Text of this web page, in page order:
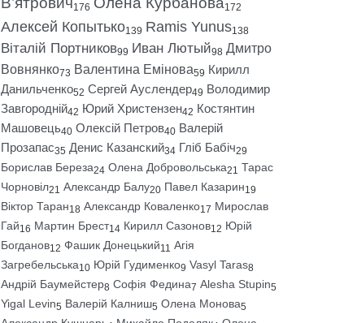
176 172
Алексей Копытько139 Ramis Yunus138
Віталій Портников99 Иван Лютый98 Дмитро
Вовнянко73 Валентина Емінова59 Кирилл
Данильченко52 Сергей Ауслендер49 Володимир
Завгородній42 Юрий Христензен42 Костянтин
Машовець40 Олексій Петров40 Валерій
Прозапас35 Денис Казанский34 Гліб Бабіч29
Борислав Береза24 Олена Добровольська21 Тарас
Чорновіл21 Александр Балу20 Павел Казарин19
Віктор Таран18 Александр Коваленко17 Мирослав
Гай16 Мартин Брест14 Кирилл Сазонов12 Юрій
Богданов12 Фашик Донецький11 Агія
Загребельська10 Юрій Гудименко9 Vasyl Taras8
Андрій Баумейстер8 Софія Федина7 Alesha Stupin5
Yigal Levin5 Валерій Калниш5 Олена Монова5